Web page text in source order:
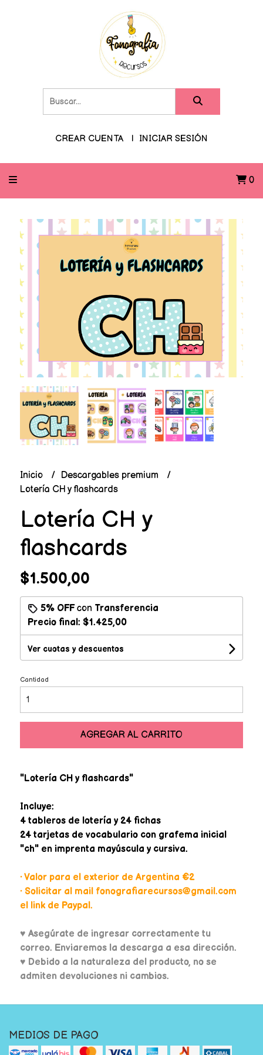
CREAR CUENTA INICIAR SESIÓN
0
Inicio
Descargables premium
Lotería CH y flashcards
Lotería CH y
flashcards
$1.500,00
5% OFFcon Transferencia
Precio final: $1.425,00
Ver cuotas y descuentos
Cantidad
AGREGAR AL CARRITO
"Lotería CH y flashcards"
Incluye:
4 tableros de lotería y 24 fichas
24 tarjetas de vocabulario con grafema inicial
"ch" en imprenta mayúscula y cursiva.
• Valor para el exterior de Argentina €2
• Solicitar al mail fonografiarecursos@gmail.com
el link de Paypal.
♥ Asegúrate de ingresar correctamente tu
correo. Enviaremos la descarga a esa dirección.
♥ Debido a la naturaleza del producto, no se
admiten devoluciones ni cambios.
MEDIOS DE PAGO